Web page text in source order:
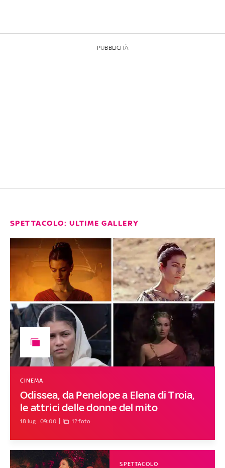
PUBBLICITÀ
SPETTACOLO: ULTIME GALLERY
Odissea, da Penelope a Elena di Troia,
le attrici delle donne del mito
CINEMA
18 lug - 09:00 12 foto
SPETTACOLO